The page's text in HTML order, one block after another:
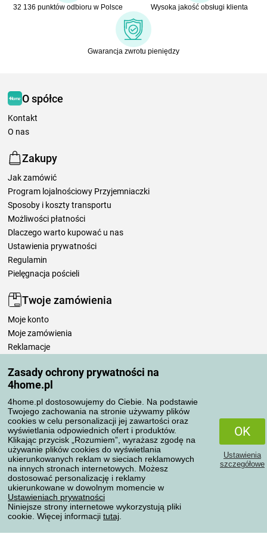
Zasady ochrony prywatności na
4home.pl
4home.pl dostosowujemy do Ciebie. Na podstawie
Twojego zachowania na stronie używamy plików
cookies w celu personalizacji jej zawartości oraz
wyświetlania odpowiednich ofert i produktów.
Klikając przycisk „Rozumiem”, wyrażasz zgodę na
używanie plików cookies do wyświetlania
ukierunkowanych reklam w sieciach reklamowych
na innych stronach internetowych. Możesz
dostosować personalizację i reklamy
ukierunkowane w dowolnym momencie w
Ustawieniach prywatności
Niniejsze strony internetowe wykorzystują pliki
cookie. Więcej informacji tutaj
OK
Ustawienia
szczegółowe
32 136 punktów odbioru w Polsce Wysoka jakość obsługi klienta
Gwarancja zwrotu pieniędzy
O spółce
Kontakt
O nas
Zakupy
Jak zamówić
Program lojalnościowy Przyjemniaczki
Sposoby i koszty transportu
Możliwości płatności
Dlaczego warto kupować u nas
Ustawienia prywatności
Regulamin
Pielęgnacja pościeli
Twoje zamówienia
Moje konto
Moje zamówienia
Reklamacje
Zasady przetwarzania recenzji
Sposoby transportu
Metody płatności
Niezawodny sklep